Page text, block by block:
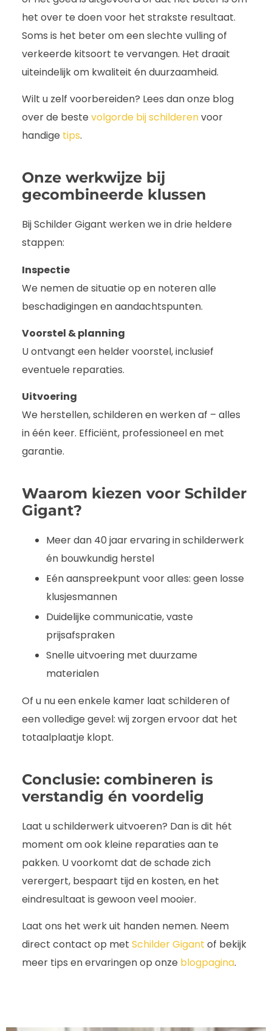
het over te doen voor het strakste resultaat.
Soms is het beter om een slechte vulling of
verkeerde kitsoort te vervangen. Het draait
uiteindelijk om kwaliteit én duurzaamheid.
Wilt u zelf voorbereiden? Lees dan onze blog
over de beste volgorde bij schilderenvoor
handige tips.
Onze werkwijze bij
gecombineerde klussen
Bij Schilder Gigant werken we in drie heldere
stappen:
Inspectie
We nemen de situatie op en noteren alle
beschadigingen en aandachtspunten.
Voorstel & planning
U ontvangt een helder voorstel, inclusief
eventuele reparaties.
Uitvoering
We herstellen, schilderen en werken af – alles
in één keer. Efficiënt, professioneel en met
garantie.
Waarom kiezen voor Schilder
Gigant?
Meer dan 40 jaar ervaring in schilderwerk
én bouwkundig herstel
Eén aanspreekpunt voor alles: geen losse
klusjesmannen
Duidelijke communicatie, vaste
prijsafspraken
Snelle uitvoering met duurzame
materialen
Of u nu een enkele kamer laat schilderen of
een volledige gevel: wij zorgen ervoor dat het
totaalplaatje klopt.
Conclusie: combineren is
verstandig én voordelig
Laat u schilderwerk uitvoeren? Dan is dit hét
moment om ook kleine reparaties aan te
pakken. U voorkomt dat de schade zich
verergert, bespaart tijd en kosten, en het
eindresultaat is gewoon veel mooier.
Laat ons het werk uit handen nemen. Neem
direct contact op met Schilder Gigant of bekijk
meer tips en ervaringen op onze blogpagina.